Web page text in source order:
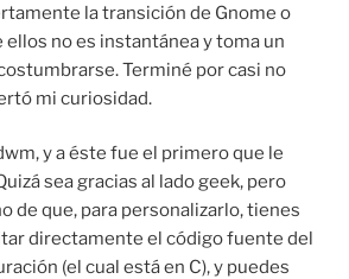
la transición de Gnome o
ellos no es instantánea y toma un
Terminé por casi no
mi curiosidad.
y a éste fue el primero que le
sea gracias al lado geek, pero
de que, para personalizarlo, tienes
directamente el código fuente del
(el cual está en C), y puedes